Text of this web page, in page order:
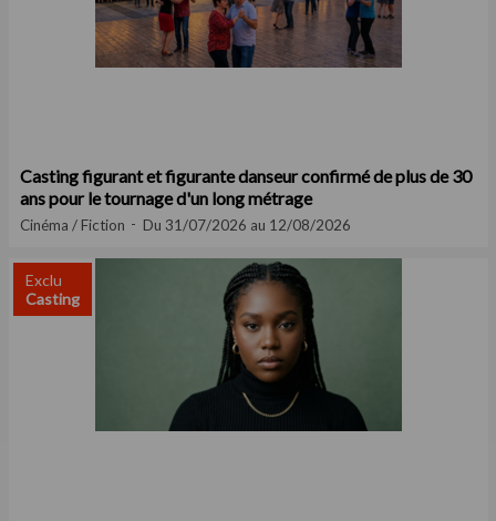
Casting figurant et figurante danseur confirmé de plus de 30
ans pour le tournage d'un long métrage
Cinéma / Fiction Du 31/07/2026 au 12/08/2026
Exclu
Casting